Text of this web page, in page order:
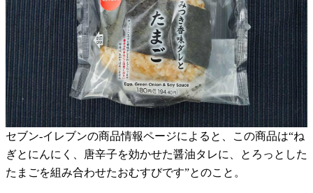
セブン-イレブンの商品情報ページによると、この商品は“ね
ぎとにんにく、唐辛子を効かせた醤油タレに、とろっとした
たまごを組み合わせたおむすびです”とのこと。